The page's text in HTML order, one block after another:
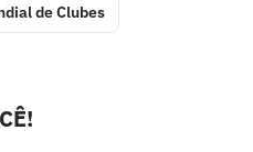
de Clubes